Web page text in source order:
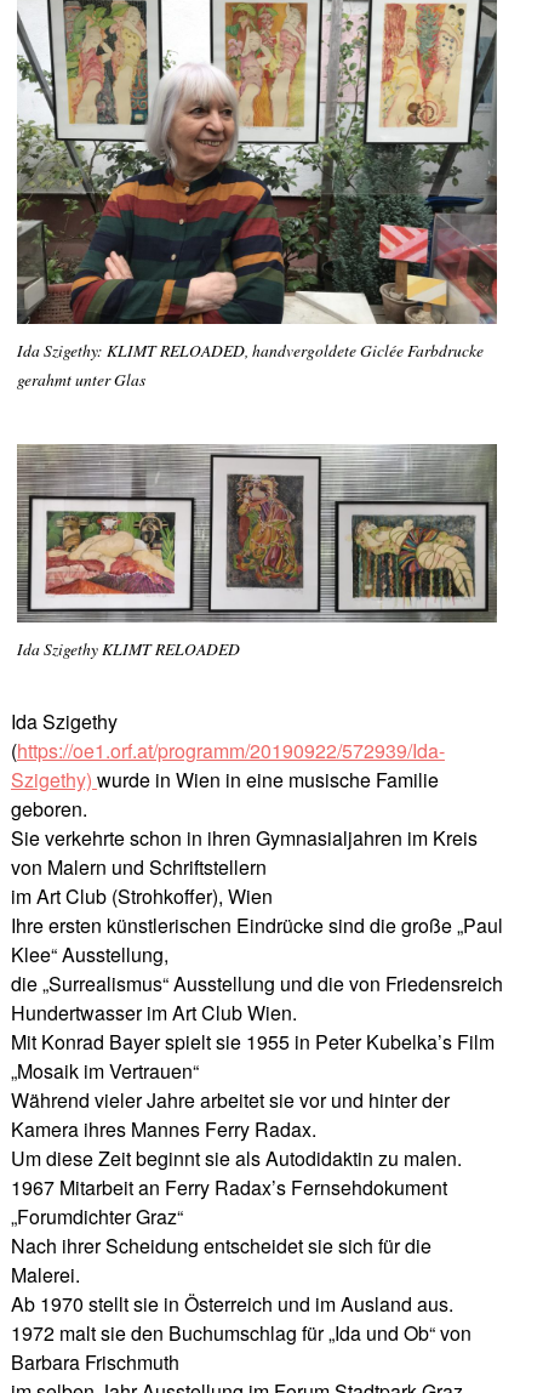
Ida Szigethy: KLIMT RELOADED, handvergoldete Giclée Farbdrucke
gerahmt unter Glas
Ida Szigethy KLIMT RELOADED
Ida Szigethy
(https://oe1.orf.at/programm/20190922/572939/Ida-
Szigethy) wurde in Wien in eine musische Familie
geboren.
Sie verkehrte schon in ihren Gymnasialjahren im Kreis
von Malern und Schriftstellern
im Art Club (Strohkoffer), Wien
Ihre ersten künstlerischen Eindrücke sind die große „Paul
Klee“ Ausstellung,
die „Surrealismus“ Ausstellung und die von Friedensreich
Hundertwasser im Art Club Wien.
Mit Konrad Bayer spielt sie 1955 in Peter Kubelka’s Film
„Mosaik im Vertrauen“
Während vieler Jahre arbeitet sie vor und hinter der
Kamera ihres Mannes Ferry Radax.
Um diese Zeit beginnt sie als Autodidaktin zu malen.
1967 Mitarbeit an Ferry Radax’s Fernsehdokument
„Forumdichter Graz“
Nach ihrer Scheidung entscheidet sie sich für die
Malerei.
Ab 1970 stellt sie in Österreich und im Ausland aus.
1972 malt sie den Buchumschlag für „Ida und Ob“ von
Barbara Frischmuth